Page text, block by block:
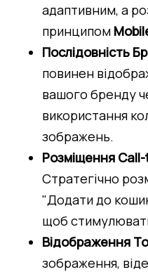
адаптивним, а
принципом
Послідовність
повинен
вашого бренду
використання
зображень.
Розміщення
Стратегічно
"Додати до
щоб
Відображення
зображення,